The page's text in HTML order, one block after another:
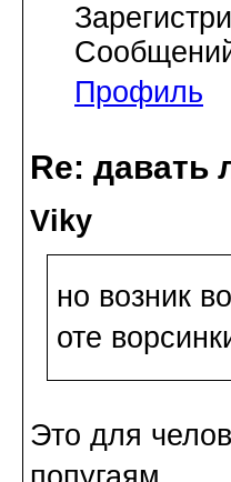
Профиль
Re: давать
Viky
но возник
оте
Это для